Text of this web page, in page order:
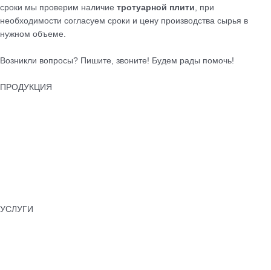
сроки мы проверим наличие тротуарной плити, при
необходимости согласуем сроки и цену производства сырья в
нужном объеме.
Возникли вопросы? Пишите, звоните! Будем рады помочь!
ПРОДУКЦИЯ
УСЛУГИ